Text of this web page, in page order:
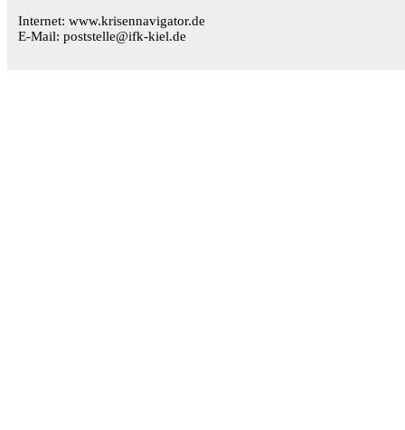
Internet: www.krisennavigator.de
E-Mail: poststelle@ifk-kiel.de